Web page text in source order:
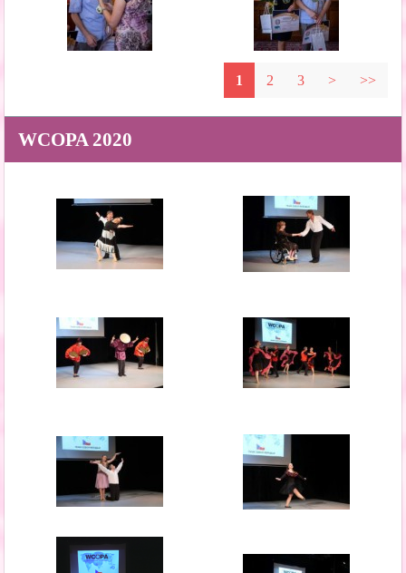
1 2 3 > >>
WCOPA 2020